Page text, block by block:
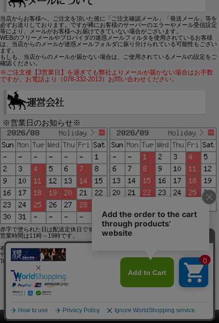
当店からお客様へ、ご注文を頂いた後に「ご注文確認メール」「発送メール」等を
必ずお送りしております。ですが稀にお客様のサーバーのエラーやメール受信設定
等により、メールがお客様へお届けできていない場合がございます。
WEBのフリーメールやプロバイダの迷惑メールフィルタを使用されているお客様
は、当店からのメールが迷惑メールフォルダに振り分けられている可能性もござい
ます。
もしも、当店からのメールが届かない場合は、ご使用されているメールの設定をご
確認ください。
※ご注文後【3営業日】を過ぎても弊社よりメールが届かない場合はお手数
ですが、お電話より（078-332-2013）お問い合わせください。
※営業日のお知らせ※
赤字で塗られた日は配送定休日です。
営業時間は11時～19時です。
有限会社ジップジップ SakuraStyle通販事業部
〒650-0021 神戸市中央区三宮町3-9-19イトウビル1,4F
Tel:078-332-2013 FAX:078-333-6644
SSL/TLSとは?
このページをPC用に切り替え